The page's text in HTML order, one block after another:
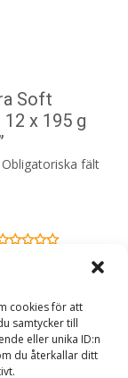
cookies för att
samtycker till
eller unika ID:n
du återkallar ditt
Soft
x 195 g
Obligatoriska fält